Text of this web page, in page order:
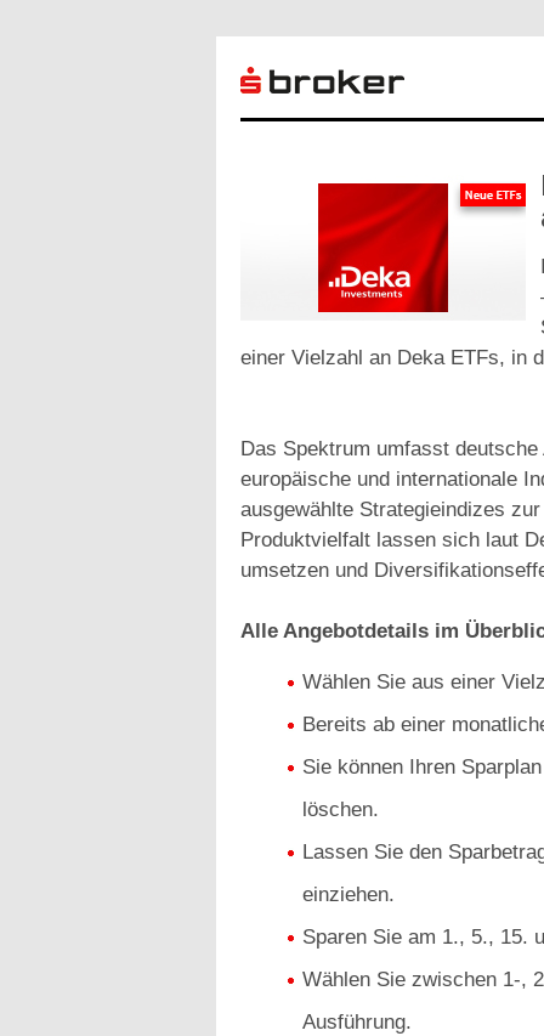
einer Vielzahl an Deka ETFs, in
Das Spektrum umfasst
europäische und internationale
ausgewählte Strategieindizes
Produktvielfalt lassen sich laut
umsetzen und
Alle Angebotdetails im
Wählen Sie aus einer
Bereits ab einer
Sie können Ihren
löschen.
Lassen Sie den
einziehen.
Sparen Sie am 1., 5., 15.
Wählen Sie zwischen 1-,
Ausführung.